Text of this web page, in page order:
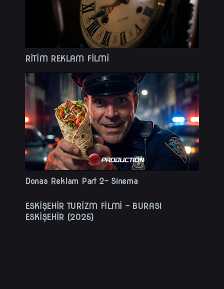
RİTİM REKLAM FİLMİ
Donas Reklam Part 2- Sinema
ESKİŞEHİR TURİZM FİLMİ – BURASI
ESKİŞEHİR (2025)